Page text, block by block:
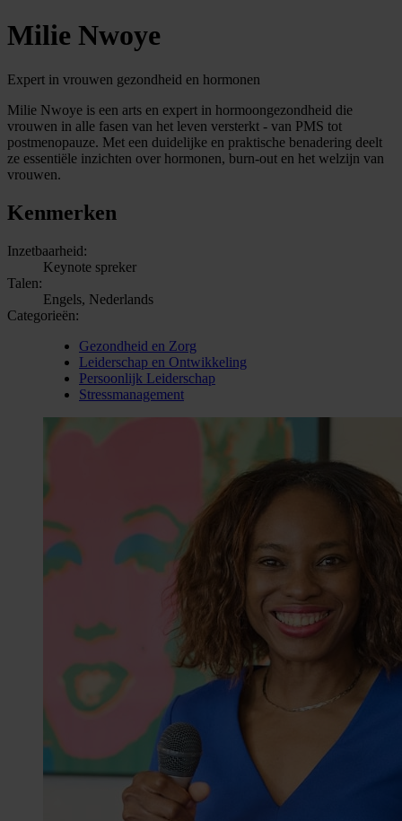
Milie Nwoye
Expert in vrouwen gezondheid en hormonen
Milie Nwoye is een arts en expert in hormoongezondheid die
vrouwen in alle fasen van het leven versterkt - van PMS tot
postmenopauze. Met een duidelijke en praktische benadering deelt
ze essentiële inzichten over hormonen, burn-out en het welzijn van
vrouwen.
Kenmerken
Inzetbaarheid:
Keynote spreker
Talen:
Engels, Nederlands
Categorieën:
Gezondheid en Zorg
Leiderschap en Ontwikkeling
Persoonlijk Leiderschap
Stressmanagement